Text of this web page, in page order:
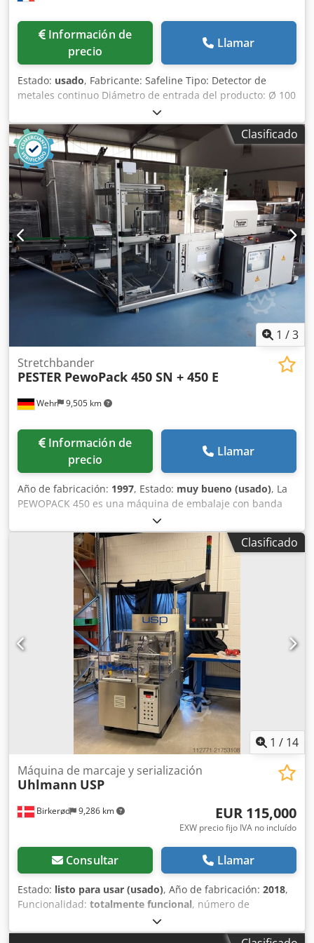
Información de
precio
Llamar
Estado: usado, Fabricante: Safeline Tipo: Detector de
metales continuo Diámetro de entrada del producto: Ø 100
mm Codpfxsx R Dgce Ab Horf Movimiento del producto:
Vertical por gravedad Aplicación: Graneles sólidos
Clasificado
1 /3
Wehr 9,505 km
Stretchbander
PESTER PewoPack 450 SN + 450 E
Información de
precio
Llamar
Año de fabricación: 1997, Estado: muy bueno (usado), La
PEWOPACK 450 es una máquina de embalaje con banda
de tensión, controlada electrónicamente y
neumáticamente, para la producción de embalajes
unitarios y de varios productos. Apila los productos en
cajas y los sella herméticamente en una lámina
termorretráctil. Codpody U Auefx Ab Horf Rendimiento
máximo: 60 cajas/min. Tipo de lámina: PE Ancho de la
lámina: 50-450 mm Grosor de la lámina: 0,025-0,100 mm
Diámetro máximo del rollo: 300 mm
Clasificado
1 / 14
Birkerød 9,286 km
Máquina de marcaje y serialización
Uhlmann USP
EUR 115,000
EXW precio fijo IVA no incluído
Consultar Llamar
Estado: listo para usar (usado), Año de fabricación: 2018,
Funcionalidad: totalmente funcional, número de
, Equipamiento:
Plataforma de serialización Uhlmann (USP) y controlador